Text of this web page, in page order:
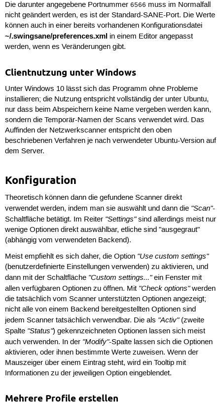
Die darunter angegebene Portnummer 6566 muss im Normalfall
nicht geändert werden, es ist der Standard-SANE-Port. Die Werte
können auch in einer bereits vorhandenen Konfigurationsdatei
~/.swingsane/preferences.xmlin einem Editor angepasst
werden, wenn es Veränderungen gibt.
Clientnutzung unter Windows
Unter Windows 10 lässt sich das Programm ohne Probleme
installieren; die Nutzung entspricht vollständig der unter Ubuntu,
nur dass beim Abspeichern keine Name vergeben werden kann,
sondern die Temporär-Namen der Scans verwendet wird. Das
Auffinden der Netzwerkscanner entspricht den oben
beschriebenen Verfahren je nach verwendeter Ubuntu-Version auf
dem Server.
Konfiguration
Theoretisch können dann die gefundene Scanner direkt
verwendet werden, indem man sie auswählt und dann die "Scan"-
Schaltfläche betätigt. Im Reiter "Settings"sind allerdings meist nur
wenige Optionen direkt auswählbar, etliche sind "ausgegraut"
(abhängig vom verwendeten Backend).
Meist empfiehlt es sich daher, die Option "Use custom settings"
(benutzerdefinierte Einstellungen verwenden) zu aktivieren, und
dann mit der Schaltfläche "Custom settings..."ein Fenster mit
allen verfügbaren Optionen zu öffnen. Mit "Check options"werden
die tatsächlich vom Scanner unterstützten Optionen angezeigt;
nicht alle von einem Backend bereitgestellten Optionen sind
jedem Scanner tatsächlich verwendbar. Die als "Activ"(zweite
Spalte "Status") gekennzeichneten Optionen lassen sich meist
auch verwenden. In der "Modify"-Spalte lassen sich die Optionen
aktivieren, oder ihnen bestimmte Werte zuweisen. Wenn der
Mauszeiger über einem Eintrag steht, wird ein Tooltip mit
Informationen zu der jeweiligen Option eingeblendet.
Mehrere Profile erstellen